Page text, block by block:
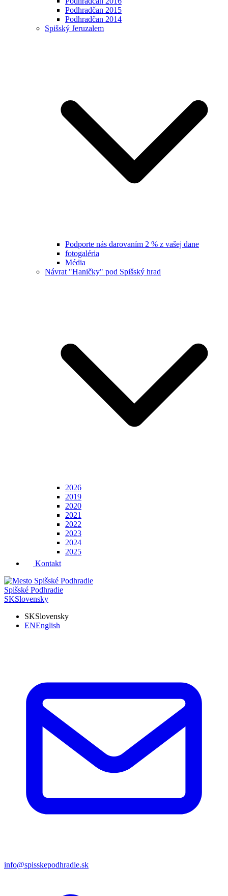
Podhradčan 2015
Podhradčan 2014
Spišský Jeruzalem
Podporte nás darovaním 2 % z vašej dane
fotogaléria
Média
Návrat "Haničky" pod Spišský hrad
2026
2019
2020
2021
2022
2023
2024
2025
Kontakt
Spišské Podhradie
SKSlovensky
SKSlovensky
ENEnglish
info@spisskepodhradie.sk